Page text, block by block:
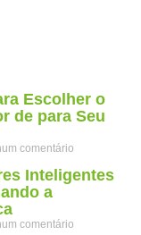
Escolher o
de para Seu
comentário
Inteligentes
a
comentário